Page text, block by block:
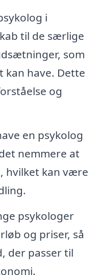
i
til de særlige
som
kan have. Dette
og
en psykolog
nemmere at
hvilket kan være
psykologer
og priser, så
der passer til